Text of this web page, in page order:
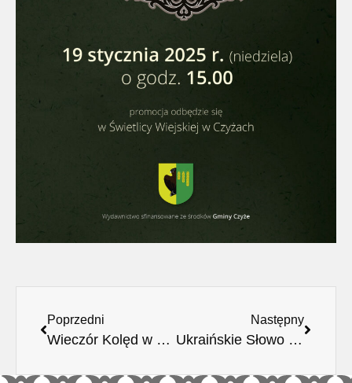
Poprzedni
Wieczór Kolęd w Nurcu Stacji
Następny
Ukraińskie Słowo 16.01.2025.